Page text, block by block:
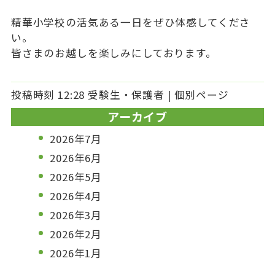
精華小学校の活気ある一日をぜひ体感してくださ
い。
皆さまのお越しを楽しみにしております。
投稿時刻 12:28 受験生・保護者 | 個別ページ
アーカイブ
2026年7月
2026年6月
2026年5月
2026年4月
2026年3月
2026年2月
2026年1月